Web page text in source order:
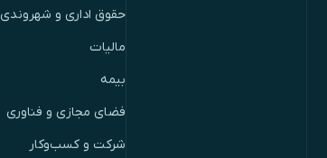
حقوق اداری و شهروندی
مالیات
بیمه
فضای مجازی و فناوری
شرکت و کسب‌وکار